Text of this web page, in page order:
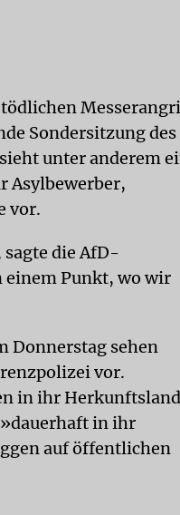
Sondersitzung des
unter anderem
Asylbewerber,
vor.
die AfD-
einem Punkt, wo wir
Donnerstag sehen
vor.
in ihr Herkunftsland
in ihr
auf öffentlichen